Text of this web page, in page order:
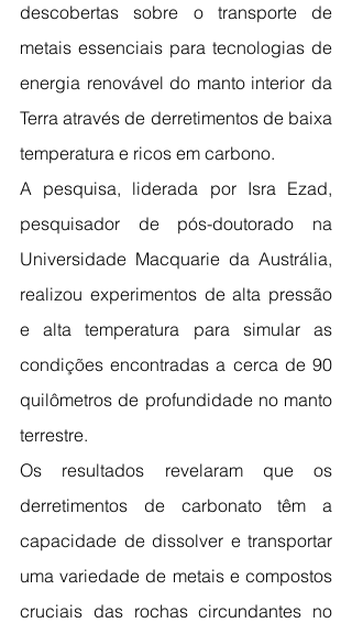
descobertas sobre o transporte de
metais essenciais para tecnologias de
energia renovável do manto interior da
Terra através de derretimentos de baixa
temperatura e ricos em carbono.
A pesquisa, liderada por Isra Ezad,
pesquisador de pós-doutorado na
Universidade Macquarie da Austrália,
realizou experimentos de alta pressão
e alta temperatura para simular as
condições encontradas a cerca de 90
quilômetros de profundidade no manto
terrestre.
Os resultados revelaram que os
derretimentos de carbonato têm a
capacidade de dissolver e transportar
uma variedade de metais e compostos
cruciais das rochas circundantes no